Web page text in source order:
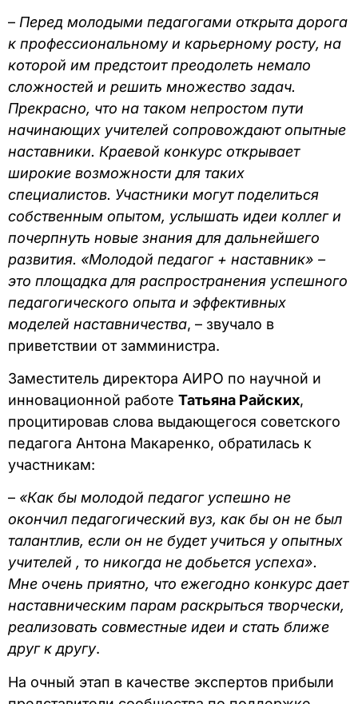
– Перед молодыми педагогами открыта дорога
к профессиональному и карьерному росту, на
которой им предстоит преодолеть немало
сложностей и решить множество задач.
Прекрасно, что на таком непростом пути
начинающих учителей сопровождают опытные
наставники. Краевой конкурс открывает
широкие возможности для таких
специалистов. Участники могут поделиться
собственным опытом, услышать идеи коллег и
почерпнуть новые знания для дальнейшего
развития. «Молодой педагог + наставник» –
это площадка для распространения успешного
педагогического опыта и эффективных
моделей наставничества, – звучало в
приветствии от замминистра.
Заместитель директора АИРО по научной и
инновационной работе Татьяна Райских,
процитировав слова выдающегося советского
педагога Антона Макаренко, обратилась к
участникам:
– «Как бы молодой педагог успешно не
окончил педагогический вуз, как бы он не был
талантлив, если он не будет учиться у опытных
учителей , то никогда не добьется успеха».
Мне очень приятно, что ежегодно конкурс дает
наставническим парам раскрыться творчески,
реализовать совместные идеи и стать ближе
друг к другу.
На очный этап в качестве экспертов прибыли